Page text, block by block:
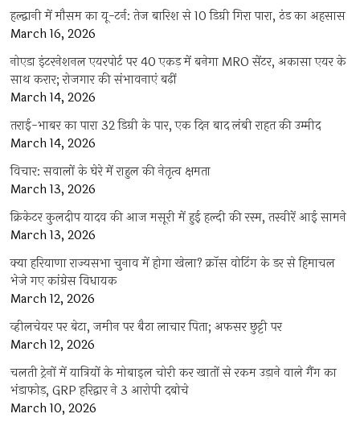
हल्द्वानी में मौसम का यू-टर्न: तेज बारिश से 10 डिग्री गिरा पारा, ठंड का अहसास
March 16, 2026
नोएडा इंटरनेशनल एयरपोर्ट पर 40 एकड़ में बनेगा MRO सेंटर, अकासा एयर के
साथ करार; रोजगार की संभावनाएं बढ़ीं
March 14, 2026
तराई-भाबर का पारा 32 डिग्री के पार, एक दिन बाद लंबी राहत की उम्मीद
March 14, 2026
विचार: सवालों के घेरे में राहुल की नेतृत्व क्षमता
March 13, 2026
क्रिकेटर कुलदीप यादव की आज मसूरी में हुई हल्दी की रस्म, तस्वीरें आई सामने
March 13, 2026
क्या हरियाणा राज्यसभा चुनाव में होगा खेला? क्रॉस वोटिंग के डर से हिमाचल
भेजे गए कांग्रेस विधायक
March 12, 2026
व्हीलचेयर पर बेटा, जमीन पर बैठा लाचार पिता; अफसर छुट्टी पर
March 12, 2026
चलती ट्रेनों में यात्रियों के मोबाइल चोरी कर खातों से रकम उड़ाने वाले गैंग का
भंडाफोड़, GRP हरिद्वार ने 3 आरोपी दबोचे
March 10, 2026